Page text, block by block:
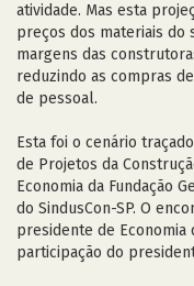
atividade. Mas esta
preços dos materiais do
margens das
reduzindo as compras
de pessoal.
Esta foi o cenário
de Projetos da
Economia da Fundação
do SindusCon-SP. O
presidente de Economia
participação do